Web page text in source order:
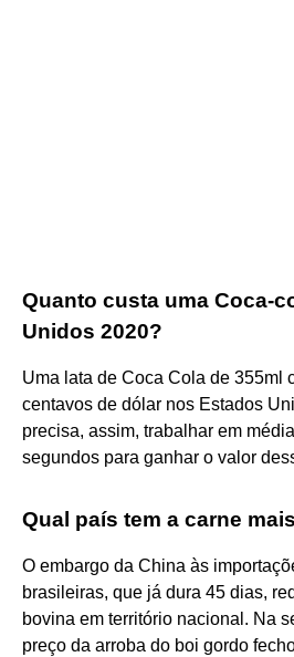
Quanto custa uma Coca-
Unidos 2020?
Uma lata de Coca Cola de 355ml
centavos de dólar nos Estados
precisa, assim, trabalhar em
segundos para ganhar o valor
Qual país tem a carne
O embargo da China às
brasileiras, que já dura 45 dias,
bovina em território nacional. Na
preço da arroba do boi gordo